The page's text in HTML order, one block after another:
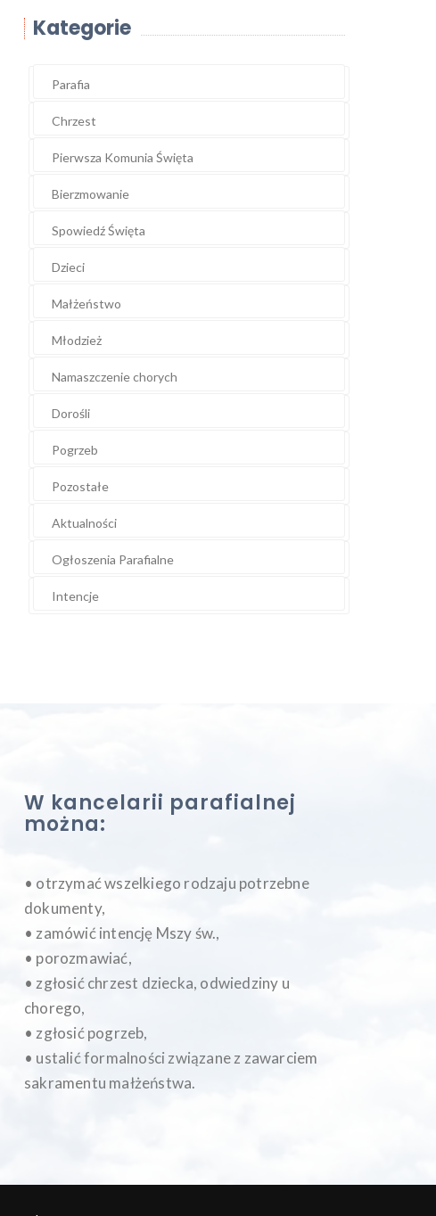
Kategorie
Parafia
Chrzest
Pierwsza Komunia Święta
Bierzmowanie
Spowiedź Święta
Dzieci
Małżeństwo
Młodzież
Namaszczenie chorych
Dorośli
Pogrzeb
Pozostałe
Aktualności
Ogłoszenia Parafialne
Intencje
W kancelarii parafialnej
można:
• otrzymać wszelkiego rodzaju potrzebne
dokumenty,
• zamówić intencję Mszy św.,
• porozmawiać,
• zgłosić chrzest dziecka, odwiedziny u
chorego,
• zgłosić pogrzeb,
• ustalić formalności związane z zawarciem
sakramentu małżeństwa.